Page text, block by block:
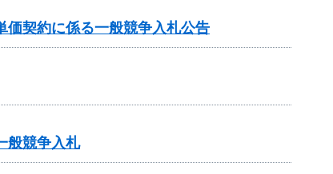
価契約に係る一般競争入札公告
般競争入札